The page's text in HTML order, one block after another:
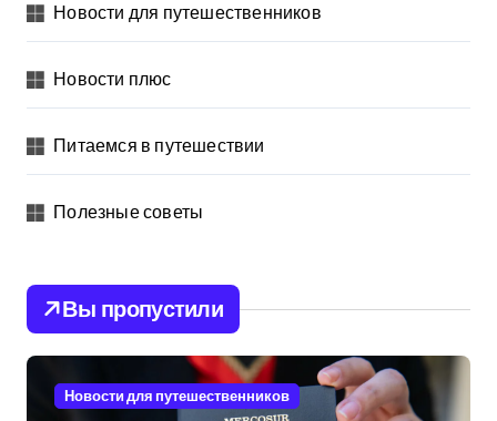
Новости для путешественников
Новости плюс
Питаемся в путешествии
Полезные советы
Вы пропустили
Новости для путешественников